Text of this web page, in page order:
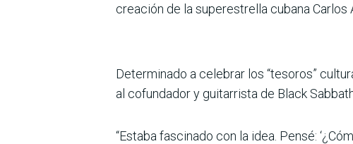
creación de la superestrella cubana
Determinado a celebrar los “tesoros”
al cofundador y guitarrista de Black
“Estaba fascinado con la idea. Pensé: